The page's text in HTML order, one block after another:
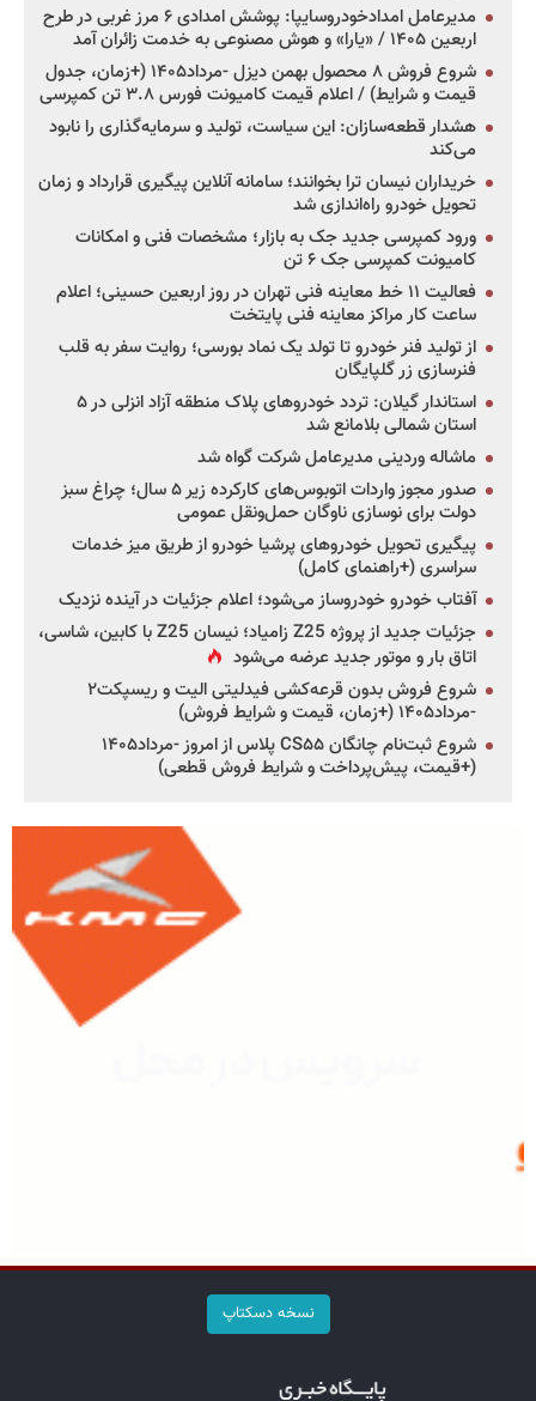
مدیرعامل امدادخودروسایپا: پوشش امدادی ۶ مرز غربی در طرح
اربعین ۱۴۰۵ / «یارا» و هوش مصنوعی به خدمت زائران آمد
شروع فروش ۸ محصول بهمن دیزل -مرداد۱۴۰۵ (+زمان، جدول
قیمت و شرایط) / اعلام قیمت کامیونت فورس ۳.۸ تن کمپرسی
هشدار قطعه‌سازان: این سیاست، تولید و سرمایه‌گذاری را نابود
می‌کند
خریداران نیسان ترا بخوانند؛ سامانه آنلاین پیگیری قرارداد و زمان
تحویل خودرو راه‌اندازی شد
ورود کمپرسی جدید جک به بازار؛ مشخصات فنی و امکانات
کامیونت کمپرسی جک ۶ تن
فعالیت ۱۱ خط معاینه فنی تهران در روز اربعین حسینی؛ اعلام
ساعت کار مراکز معاینه فنی پایتخت
از تولید فنر خودرو تا تولد یک نماد بورسی؛ روایت سفر به قلب
فنرسازی زر گلپایگان
استاندار گیلان: تردد خودروهای پلاک منطقه آزاد انزلی در ۵
استان شمالی بلامانع شد
ماشاله وردینی مدیرعامل شرکت گواه شد
صدور مجوز واردات اتوبوس‌های کارکرده زیر ۵ سال؛ چراغ سبز
دولت برای نوسازی ناوگان حمل‌ونقل عمومی
پیگیری تحویل خودروهای پرشیا خودرو از طریق میز خدمات
سراسری (+راهنمای کامل)
آفتاب خودرو خودروساز می‌شود؛ اعلام جزئیات در آینده نزدیک
جزئیات جدید از پروژه Z25 زامیاد؛ نیسان Z25 با کابین، شاسی،
اتاق بار و موتور جدید عرضه می‌شود
شروع فروش بدون قرعه‌کشی فیدلیتی الیت و ریسپکت۲
-مرداد۱۴۰۵ (+زمان، قیمت و شرایط فروش)
شروع ثبت‌نام چانگان CS۵۵ پلاس از امروز -مرداد۱۴۰۵
(+قیمت، پیش‌پرداخت و شرایط فروش قطعی)
نسخه دسکتاپ